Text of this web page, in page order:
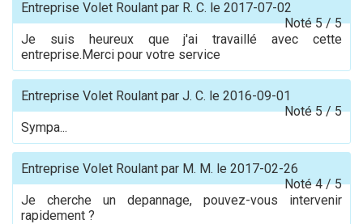
Entreprise Volet Roulant par R. C. le 2017-07-02
Noté5/5
Je suis heureux que j'ai travaillé avec cette
entreprise.Merci pour votre service
Entreprise Volet Roulant par J. C. le 2016-09-01
Noté5/5
Sympa...
Entreprise Volet Roulant par M. M. le 2017-02-26
Noté4/5
Je cherche un depannage, pouvez-vous intervenir
rapidement ?